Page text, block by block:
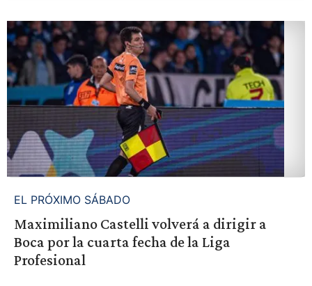
EL PRÓXIMO SÁBADO
Maximiliano Castelli volverá a dirigir a
Boca por la cuarta fecha de la Liga
Profesional